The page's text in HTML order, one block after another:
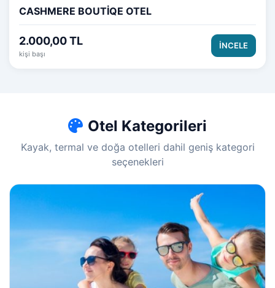
CASHMERE BOUTİQE OTEL
2.000,00 TL
kişi başı
İNCELE
Otel Kategorileri
Kayak, termal ve doğa otelleri dahil geniş kategori
seçenekleri